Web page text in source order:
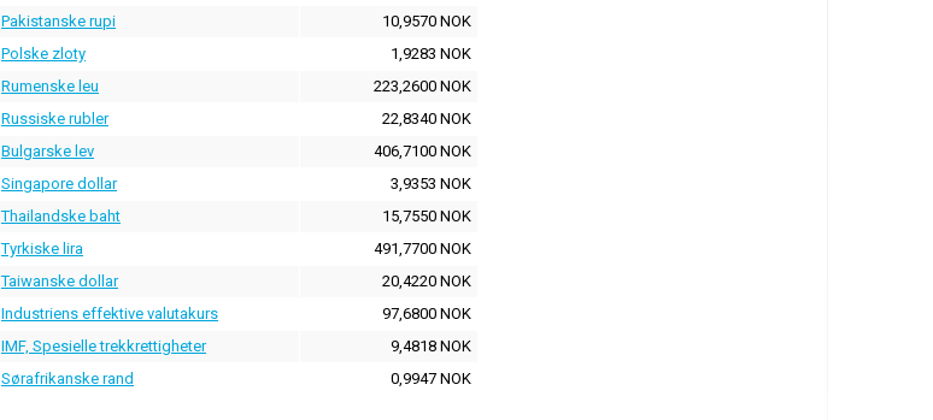
Pakistanske rupi
10,9570 NOK
Polske zloty
1,9283 NOK
Rumenske leu
223,2600 NOK
Russiske rubler
22,8340 NOK
Bulgarske lev
406,7100 NOK
Singapore dollar
3,9353 NOK
Thailandske baht
15,7550 NOK
Tyrkiske lira
491,7700 NOK
Taiwanske dollar
20,4220 NOK
Industriens effektive valutakurs
97,6800 NOK
IMF, Spesielle trekkrettigheter
9,4818 NOK
Sørafrikanske rand 0,9947 NOK